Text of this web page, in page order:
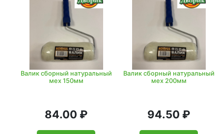
Валик сборный натуральный
мех 150мм
84.00 ₽
Валик сборный натуральный
мех 200мм
94.50 ₽